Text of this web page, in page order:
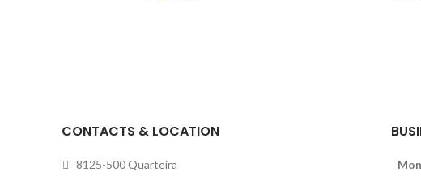
CONTACTS & LOCATION
8125-500 Quarteira